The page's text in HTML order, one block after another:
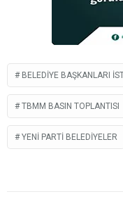
BELEDIYE BAŞKANLARI
TBMM BASIN TOPLANTISI
YENİ PARTI BELEDIYELER